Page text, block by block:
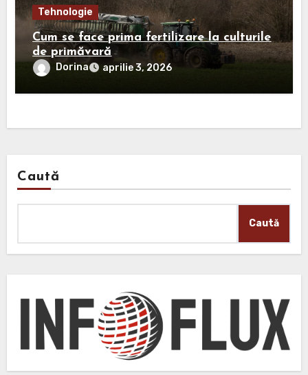
Tehnologie
Cum se face prima fertilizare la culturile
de primăvară
Dorina aprilie 3, 2026
Caută
Caută